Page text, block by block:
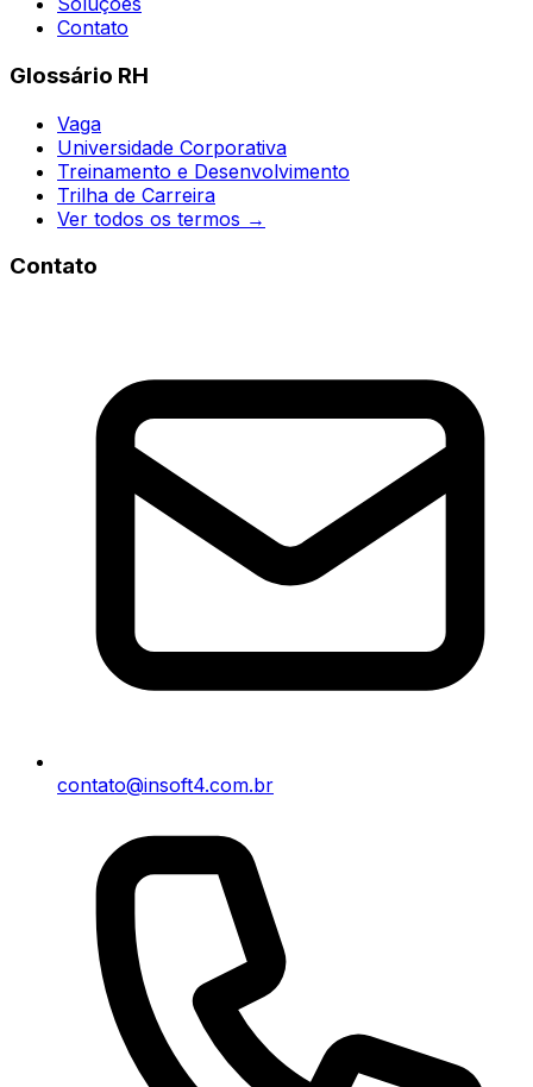
Contato
Glossário RH
Vaga
Universidade Corporativa
Treinamento e Desenvolvimento
Trilha de Carreira
Ver todos os termos →
Contato
contato@insoft4.com.br